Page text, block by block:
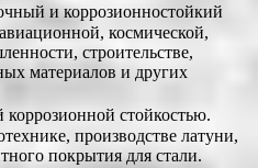
и коррозионностойкий
космической,
строительстве,
материалов и других
коррозионной стойкостью.
производстве латуни,
покрытия для стали.